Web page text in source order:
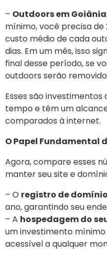
– Outdoors em Goiânia
mínimo, você precisa de
custo médio de cada
dias. Em um mês, isso
final desse período, se
outdoors serão
Esses são
tempo e têm um
comparados à internet.
O Papel Fundamental
Agora, compare esses
manter seu site e
– O registro de domínio
ano, garantindo seu
– A hospedagem do
um investimento
acessível a qualquer